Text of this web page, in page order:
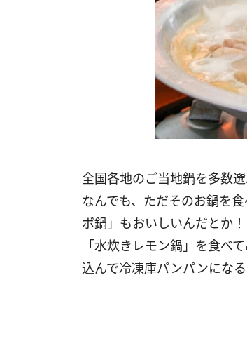
全国各地のご当地鍋を多数
なんでも、ただそのお鍋を
ボ鍋」もおいしいんだとか
「水炊きレモン鍋」を食べ
込んで冷凍庫パンパンにな